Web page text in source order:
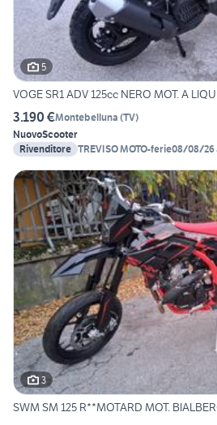
5
VOGE SR1 ADV 125cc NERO MOT. A
3.190 €Montebelluna (TV)
NuovoScooter
Rivenditore TREVISO MOTO-ferie08/08/
3
SWM SM 125 R**MOTARD MOT.